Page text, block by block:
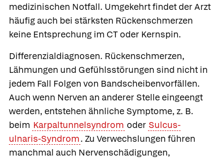
medizinischen Notfall. Umgekehrt findet der Arzt
häufig auch bei stärksten Rückenschmerzen
keine Entsprechung im CT oder Kernspin.
Differenzialdiagnosen. Rückenschmerzen,
Lähmungen und Gefühlsstörungen sind nicht in
jedem Fall Folgen von Bandscheibenvorfällen.
Auch wenn Nerven an anderer Stelle eingeengt
werden, entstehen ähnliche Symptome, z. B.
beim Karpaltunnelsyndrom oder Sulcus-
ulnaris-Syndrom. Zu Verwechslungen führen
manchmal auch Nervenschädigungen,